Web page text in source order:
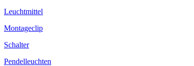
Leuchtmittel
Montageclip
Schalter
Pendelleuchten